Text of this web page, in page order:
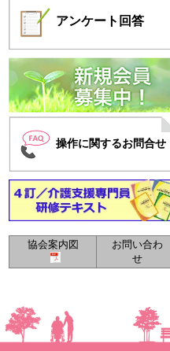
アンケート 回答
操作に関するお問合せ
協会案内図
お問い合わ
せ